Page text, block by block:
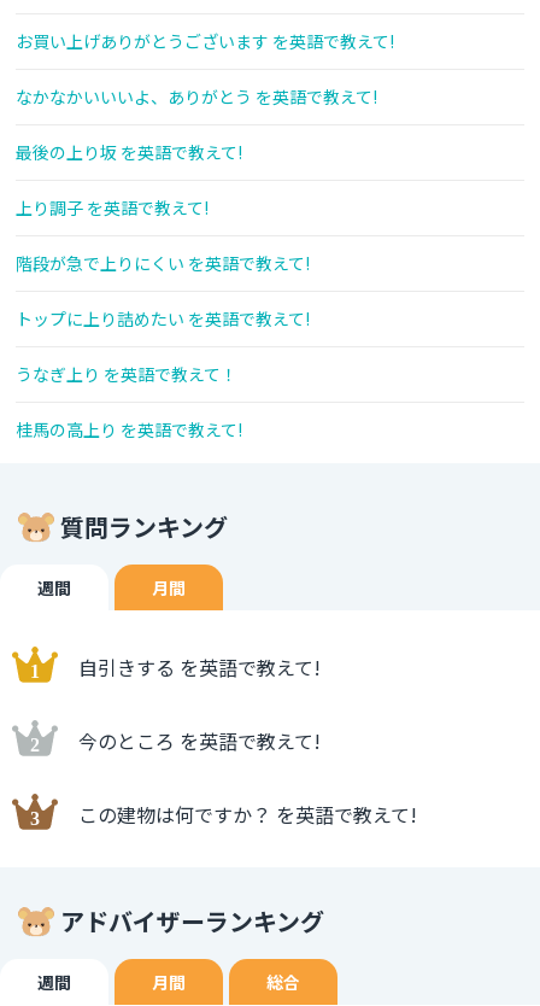
お買い上げありがとうございます を英語で教えて!
なかなかいいいよ、ありがとう を英語で教えて!
最後の上り坂 を英語で教えて!
上り調子 を英語で教えて!
階段が急で上りにくい を英語で教えて!
トップに上り詰めたい を英語で教えて!
うなぎ上り を英語で教えて！
桂馬の高上り を英語で教えて!
質問ランキング
週間 月間
自引きする を英語で教えて!
今のところ を英語で教えて!
この建物は何ですか？ を英語で教えて!
アドバイザーランキング
週間 月間 総合